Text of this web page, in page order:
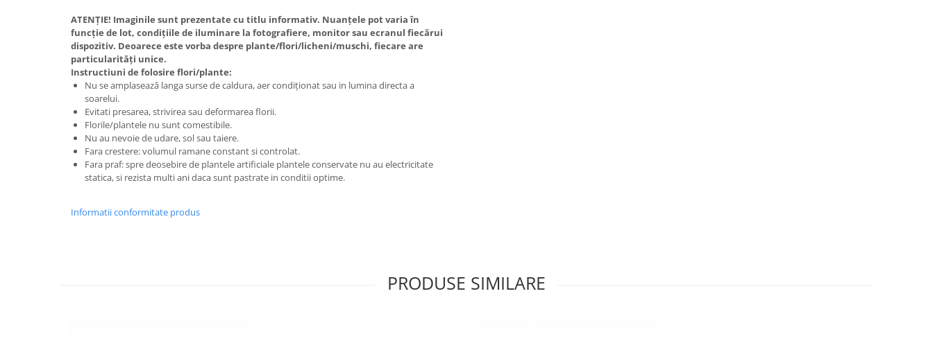
ATENȚIE! Imaginile sunt prezentate cu titlu informativ. Nuanțele pot varia în
funcție de lot, condițiile de iluminare la fotografiere, monitor sau ecranul fiecărui
dispozitiv. Deoarece este vorba despre plante/flori/licheni/muschi, fiecare are
particularități unice.
Instructiuni de folosire flori/plante:
Nu se amplasează langa surse de caldura, aer condiționat sau in lumina directa a
soarelui.
Evitati presarea, strivirea sau deformarea florii.
Florile/plantele nu sunt comestibile.
Nu au nevoie de udare, sol sau taiere.
Fara crestere: volumul ramane constant si controlat.
Fara praf: spre deosebire de plantele artificiale plantele conservate nu au electricitate
statica, si rezista multi ani daca sunt pastrate in conditii optime.
Informatii conformitate produs
PRODUSE SIMILARE